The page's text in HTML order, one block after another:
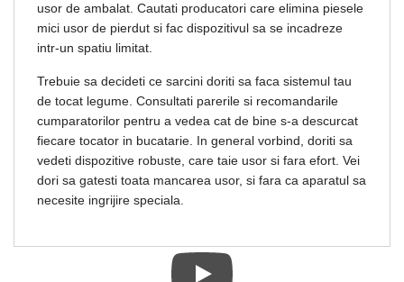
usor de ambalat. Cautati producatori care elimina piesele
mici usor de pierdut si fac dispozitivul sa se incadreze
intr-un spatiu limitat.
Trebuie sa decideti ce sarcini doriti sa faca sistemul tau
de tocat legume. Consultati parerile si recomandarile
cumparatorilor pentru a vedea cat de bine s-a descurcat
fiecare tocator in bucatarie. In general vorbind, doriti sa
vedeti dispozitive robuste, care taie usor si fara efort. Vei
dori sa gatesti toata mancarea usor, si fara ca aparatul sa
necesite ingrijire speciala.